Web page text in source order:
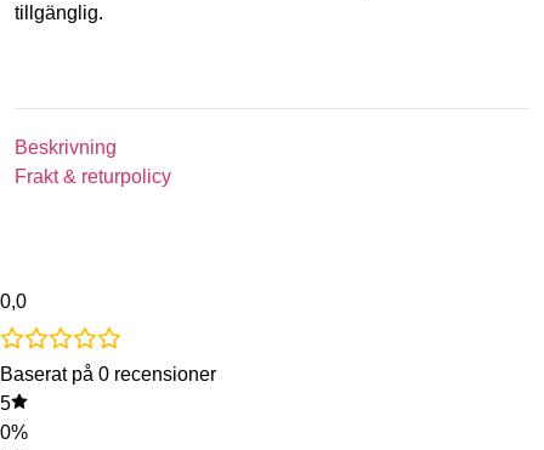
tillgänglig.
Beskrivning
Frakt & returpolicy
0,0
Baserat på 0 recensioner
5
0%